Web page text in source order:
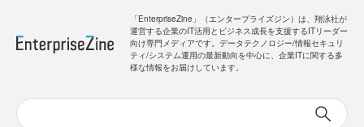
「EnterpriseZine」（エンタープライズジン）は、翔泳社が
運営する企業のIT活用とビジネス成長を支援するITリーダー
向け専門メディアです。データテクノロジー/情報セキュリ
ティ/システム運用の最新動向を中心に、企業ITに関する多
様な情報をお届けしています。